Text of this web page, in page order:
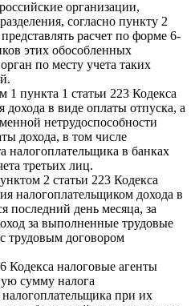
организации,
согласно пункту 2
расчет по форме 6-
этих обособленных
по месту учета таких
1 пункта 1 статьи 223 Кодекса
дохода в виде оплаты отпуска, а
нетрудоспособности
дохода, в том числе
налогоплательщика в банках
третьих лиц.
2 статьи 223 Кодекса
налогоплательщиком дохода в
последний день месяца, за
за выполненные трудовые
трудовым договором
Кодекса налоговые агенты
сумму налога
при их